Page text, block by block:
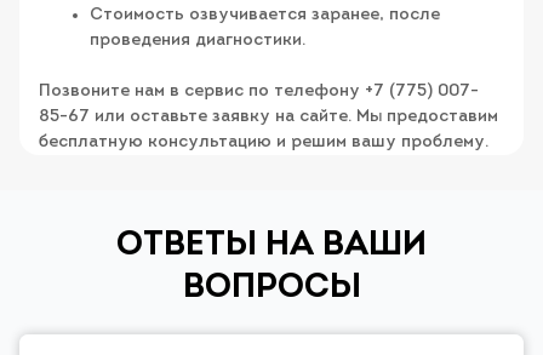
Стоимость озвучивается заранее, после
проведения диагностики.
Позвоните нам в сервис по телефону +7 (775) 007-
85-67 или оставьте заявку на сайте. Мы предоставим
бесплатную консультацию и решим вашу проблему.
ОТВЕТЫ НА ВАШИ
ВОПРОСЫ